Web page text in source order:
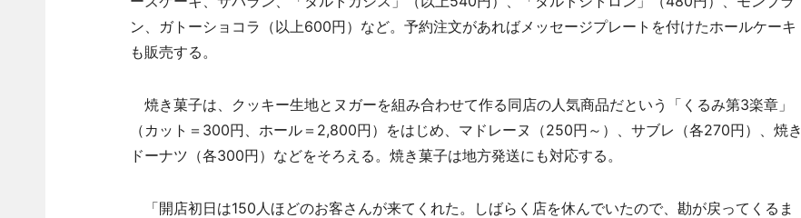
ン、ガトーショコラ（以上600円）など。予約注文があればメッセージプレートを付けたホールケーキ
も販売する。
焼き菓子は、クッキー生地とヌガーを組み合わせて作る同店の人気商品だという「くるみ第3楽章」
（カット＝300円、ホール＝2,800円）をはじめ、マドレーヌ（250円～）、サブレ（各270円）、焼き
ドーナツ（各300円）などをそろえる。焼き菓子は地方発送にも対応する。
「開店初日は150人ほどのお客さんが来てくれた。しばらく店を休んでいたので、勘が戻ってくるま